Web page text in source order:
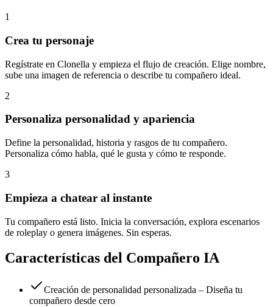
1
Crea tu personaje
Regístrate en Clonella y empieza el flujo de creación. Elige nombre,
sube una imagen de referencia o describe tu compañero ideal.
2
Personaliza personalidad y apariencia
Define la personalidad, historia y rasgos de tu compañero.
Personaliza cómo habla, qué le gusta y cómo te responde.
3
Empieza a chatear al instante
Tu compañero está listo. Inicia la conversación, explora escenarios
de roleplay o genera imágenes. Sin esperas.
Características del Compañero IA
Creación de personalidad personalizada – Diseña tu
compañero desde cero